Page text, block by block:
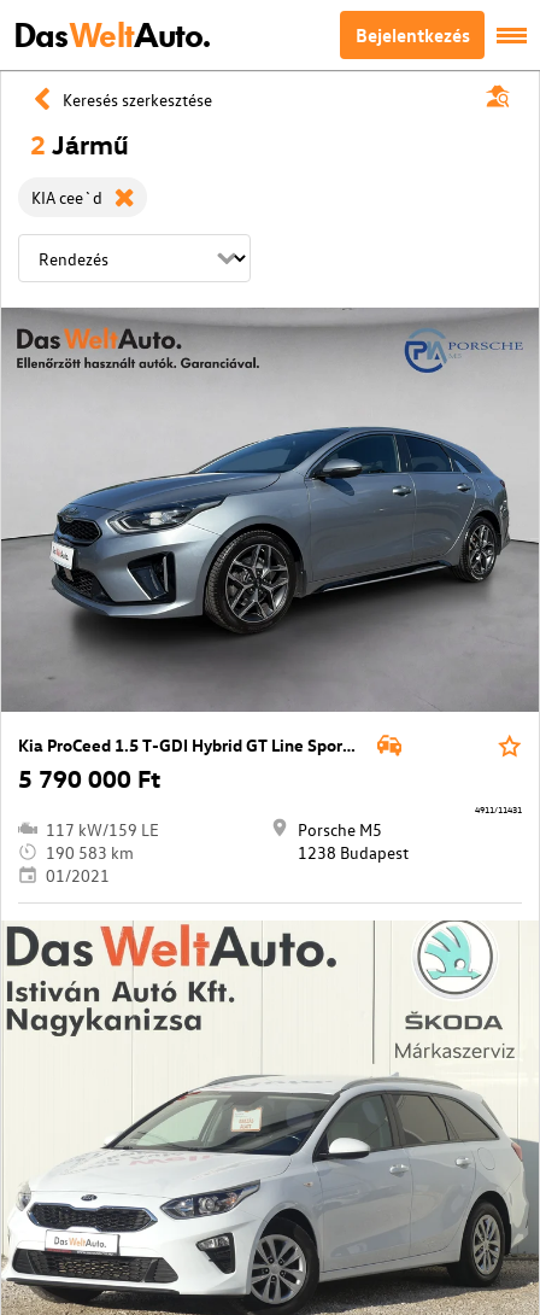
DasWeltAuto. Bejelentkezés
Keresés szerkesztése
2 Jármű
KIA cee`d
Kia ProCeed 1.5 T-GDI Hybrid GT Line Sport DCT
5 790 000 Ft
117 kW/159 LE
190 583 km
01/2021
Porsche M5
1238 Budapest
4911/11431